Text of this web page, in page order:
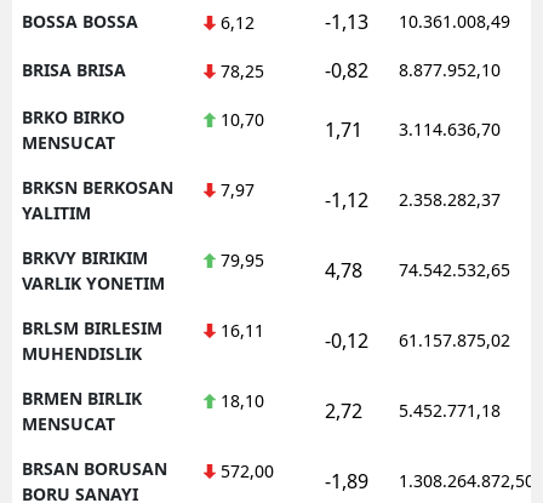
BOSSA BOSSA 6,12 -1,13 10.361.008,49
BRISA BRISA 78,25 -0,82 8.877.952,10
BRKO BIRKO
MENSUCAT
10,70 1,71 3.114.636,70
BRKSN BERKOSAN
YALITIM
7,97 -1,12 2.358.282,37
BRKVY BIRIKIM
VARLIK YONETIM
79,95 4,78 74.542.532,65
BRLSM BIRLESIM
MUHENDISLIK
16,11 -0,12 61.157.875,02
BRMEN BIRLIK
MENSUCAT
18,10 2,72 5.452.771,18
BRSAN BORUSAN
BORU SANAYI
572,00 -1,89 1.308.264.872,50